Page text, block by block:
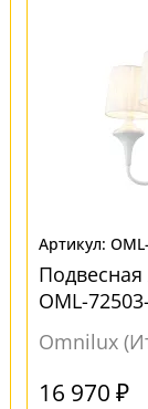
OML-
Omnilux
16 970 ₽